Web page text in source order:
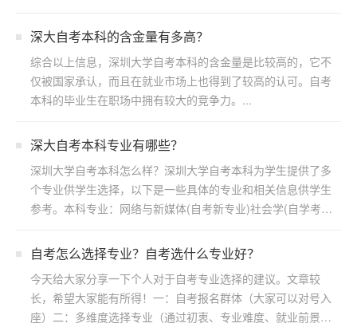
​深大自考本科的含金量有多高？
综合以上信息，深圳大学自考本科的含金量是比较高的，它不
仅被国家承认，而且在就业市场上也得到了较高的认可。自考
本科的毕业生在职场中拥有较大的竞争力。...
深大自考本科专业有哪些？
深圳大学自考本科怎么样？深圳大学自考本科为学生提供了多
个专业供学生选择，以下是一些具体的专业和相关信息供学生
参考。本科专业：网络与新媒体(自考新专业)社会学(自学考
自考怎么选择专业？自考选什么专业好？
今天给大家分享一下个人对于自考专业选择的建议。文章较
长，希望大家能有所得！一：自考报名群体（大家可以对号入
座）二：多维度选择专业（通过初衷、专业难度、就业前景方